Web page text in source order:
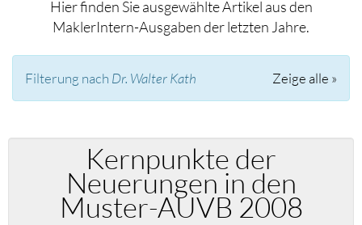
Hier finden Sie ausgewählte Artikel aus den
MaklerIntern-Ausgaben der letzten Jahre.
Filterung nach Dr. Walter Kath Zeige alle »
Kernpunkte der
Neuerungen in den
Muster-AUVB 2008